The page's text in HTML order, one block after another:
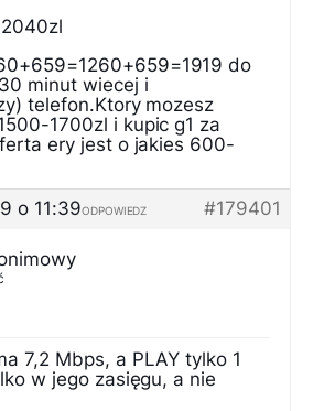
do
minut wiecej i
telefon.Ktory mozesz
1700zl i kupic g1 za
ery jest o jakies 600-
o 11:39
#179401
ODPOWIEDZ
7,2 Mbps, a PLAY tylko 1
w jego zasięgu, a nie